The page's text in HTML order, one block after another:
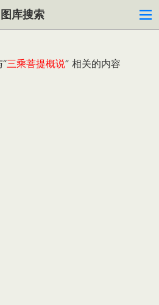
图库搜索
三乘菩提概说” 相关的内容